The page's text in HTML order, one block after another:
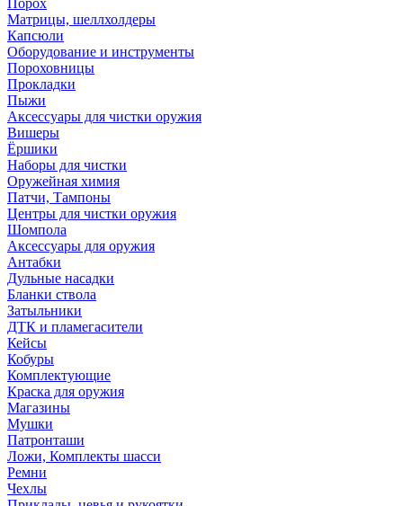
Порох
Матрицы, шеллхолдеры
Капсюли
Оборудование и инструменты
Пороховницы
Прокладки
Пыжи
Аксессуары для чистки оружия
Вишеры
Ёршики
Наборы для чистки
Оружейная химия
Патчи, Тампоны
Центры для чистки оружия
Шомпола
Аксессуары для оружия
Антабки
Дульные насадки
Бланки ствола
Затыльники
ДТК и пламегасители
Кейсы
Кобуры
Комплектующие
Краска для оружия
Магазины
Мушки
Патронташи
Ложи, Комплекты шасси
Ремни
Чехлы